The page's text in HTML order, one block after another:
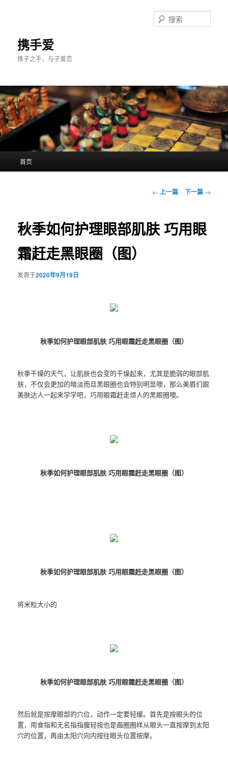
携手爱
携子之手，与子爱恋
索
首页
文
航
← 上一篇 下一篇 →
秋季如何护理眼部肌肤 巧用眼
霜赶走黑眼圈（图）
发表于2020年9月19日
秋季如何护理眼部肌肤 巧用眼霜赶走黑眼圈（图）
秋季干燥的天气，让肌肤也会变的干燥起来，尤其是脆弱的眼部肌
肤，不仅会更加的暗淡而且黑眼圈也会特别明显噢，那么美眉们跟
美肤达人一起来学学吧，巧用眼霜赶走烦人的黑眼圈噢。
秋季如何护理眼部肌肤 巧用眼霜赶走黑眼圈（图）
秋季如何护理眼部肌肤 巧用眼霜赶走黑眼圈（图）
将米粒大小的
秋季如何护理眼部肌肤 巧用眼霜赶走黑眼圈（图）
然后就是按摩眼部的穴位，动作一定要轻缓。首先是按眼头的位
置，用食指和无名指指腹轻按也是画圈圈样从眼头一直按摩到太阳
穴的位置，再由太阳穴向内按往眼头位置按摩。